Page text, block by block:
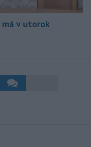
má v utorok